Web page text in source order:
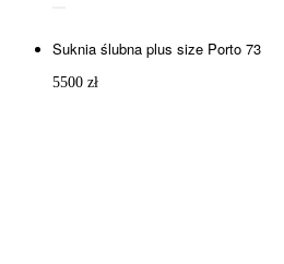
Suknia ślubna plus size Porto 73
5500 zł